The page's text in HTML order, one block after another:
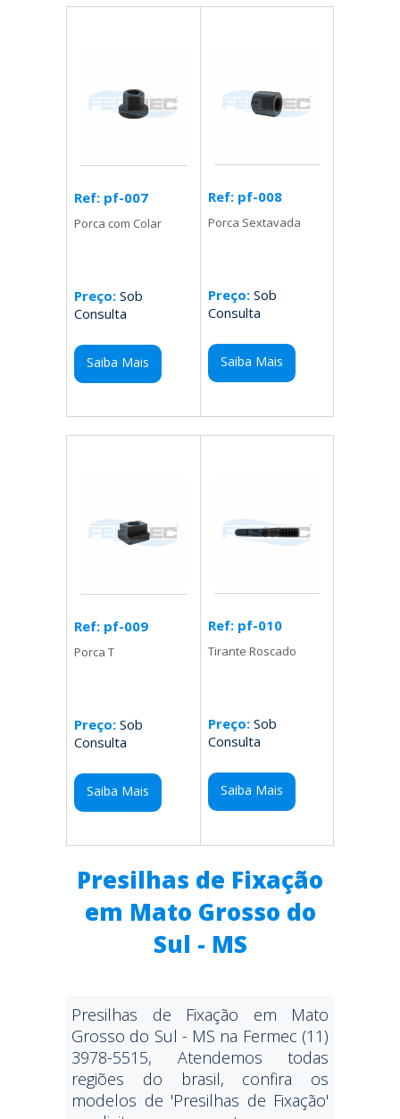
Ref: pf-007
Porca com Colar
Preço: Sob
Consulta
Saiba Mais
Ref: pf-008
Porca Sextavada
Preço:Sob
Consulta
Saiba Mais
Ref: pf-009
Porca T
Preço: Sob
Consulta
Saiba Mais
Ref: pf-010
Tirante Roscado
Preço:Sob
Consulta
Saiba Mais
Presilhas de Fixação
em Mato Grosso do
Sul - MS
Presilhas de Fixação em Mato
Grosso do Sul - MS na Fermec (11)
3978-5515, Atendemos todas
regiões do brasil, confira os
modelos de 'Presilhas de Fixação'